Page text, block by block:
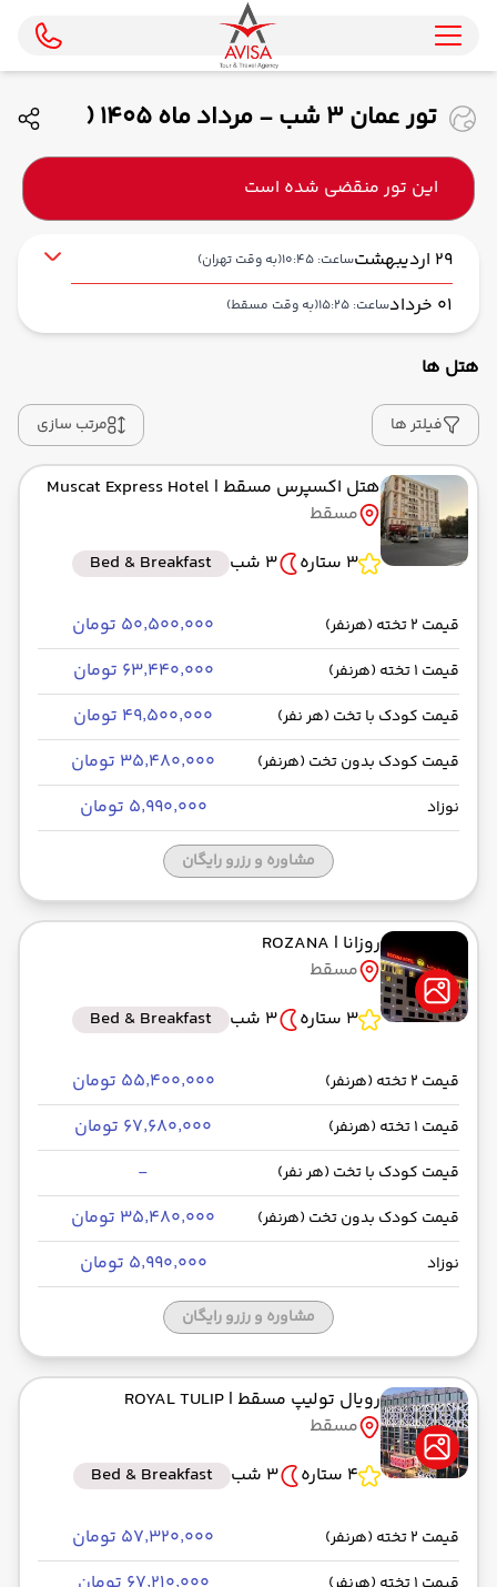
تور عمان 3 شب - مرداد ماه 1405 (
ماهان)
این تور منقضی شده است
29 اردیبهشت ساعت: 10:45 (به وقت تهران)
01 خرداد ساعت: 15:25 (به وقت مسقط)
حرکت از مبدا: 10:45
به فرودگاه بین‌المللی مسقط MCT
رسیدن به مقصد : 13:35
سپهران -Economy
مدت سفر: 02:00
از فرودگاه بین‌المللی مسقط MCT
حرکت از مبدا: 15:25
به فرودگاه بین‌المللی امام خمینی IKA
رسیدن به مقصد : 17:40
سپهران -Economy
هتل ها
فیلتر ها مرتب سازی
هتل اکسپرس مسقط | Muscat Express Hotel
مسقط
3 ستاره
3 شب Bed & Breakfast
قیمت 2 تخته (هرنفر) ۵۰٬۵۰۰٬۰۰۰ تومان
قیمت 1 تخته (هرنفر) ۶۳٬۴۴۰٬۰۰۰ تومان
قیمت کودک با تخت (هر نفر) ۴۹٬۵۰۰٬۰۰۰ تومان
قیمت کودک بدون تخت (هرنفر) ۳۵٬۴۸۰٬۰۰۰ تومان
نوزاد ۵٬۹۹۰٬۰۰۰ تومان
مشاوره و رزرو رایگان
روزانا | ROZANA
مسقط
3 ستاره
3 شب Bed & Breakfast
قیمت 2 تخته (هرنفر) ۵۵٬۴۰۰٬۰۰۰ تومان
قیمت 1 تخته (هرنفر) ۶۷٬۶۸۰٬۰۰۰ تومان
قیمت کودک با تخت (هر نفر) -
قیمت کودک بدون تخت (هرنفر) ۳۵٬۴۸۰٬۰۰۰ تومان
نوزاد ۵٬۹۹۰٬۰۰۰ تومان
مشاوره و رزرو رایگان
رویال تولیپ مسقط | ROYAL TULIP
مسقط
4 ستاره
3 شب Bed & Breakfast
قیمت 2 تخته (هرنفر) ۵۷٬۳۲۰٬۰۰۰ تومان